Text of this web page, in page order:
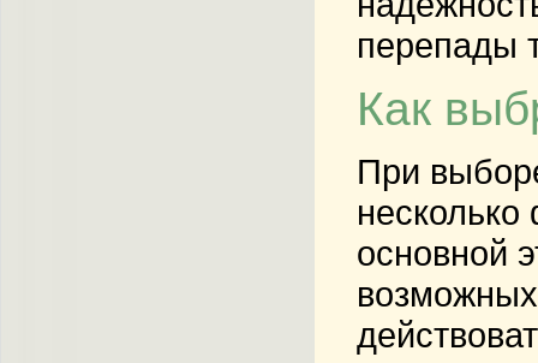
перепады
Как
При
основной